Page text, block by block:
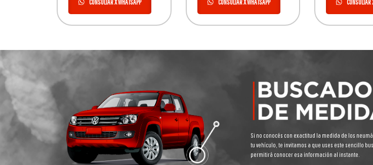
CONSULTAR X WHATSAPP CONSULTAR X WHATSAPP
Si no conocés con exactitud la medida de los
tu vehículo, te invitamos a que uses este sencillo
permitirá conocer esa información al instante.